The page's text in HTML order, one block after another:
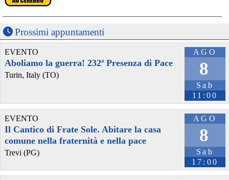
Prossimi appuntamenti
AGO
8
Sab
11:00
EVENTO
Aboliamo la guerra! 232ª Presenza di Pace
Turin, Italy (TO)
AGO
8
Sab
17:00
EVENTO
Il Cantico di Frate Sole. Abitare la casa
comune nella fraternità e nella pace
Trevi (PG)